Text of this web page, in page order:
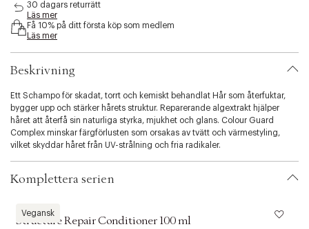
b
i
t
.
v
a
r
i
a
t
i
30 dagars returrätt
Läs mer
Få 10% på ditt första köp som medlem
Läs mer
Beskrivning
Ett Schampo för skadat, torrt och kemiskt behandlat Hår som återfuktar,
bygger upp och stärker hårets struktur. Reparerande algextrakt hjälper
håret att återfå sin naturliga styrka, mjukhet och glans. Colour Guard
Complex minskar färgförlusten som orsakas av tvätt och värmestyling,
vilket skyddar håret från UV-strålning och fria radikaler.
Komplettera serien
Vegansk
Maria Nila
Structure Repair Conditioner 100 ml